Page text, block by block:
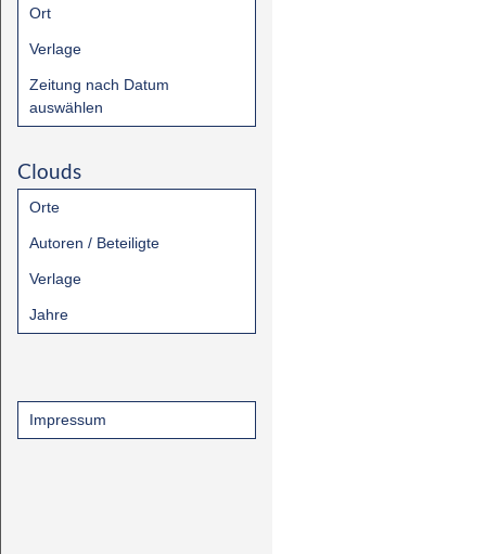
Ort
Verlage
Zeitung nach Datum
auswählen
Clouds
Orte
Autoren / Beteiligte
Verlage
Jahre
Impressum